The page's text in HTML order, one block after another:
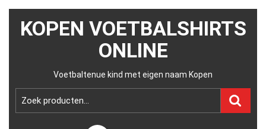
KOPEN VOETBALSHIRTS
ONLINE
Voetbaltenue kind met eigen naam Kopen